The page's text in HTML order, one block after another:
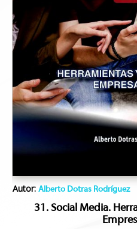
Autor:Alberto Dotras Rodríguez
31. Social Media.